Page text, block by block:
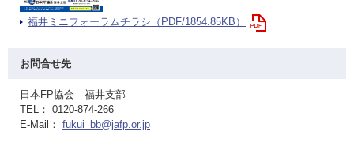
福井ミニフォーラムチラシ（PDF/1854.85KB）
お問合せ先
日本FP協会 福井支部
TEL： 0120-874-266
E-Mail： fukui_bb@jafp.or.jp